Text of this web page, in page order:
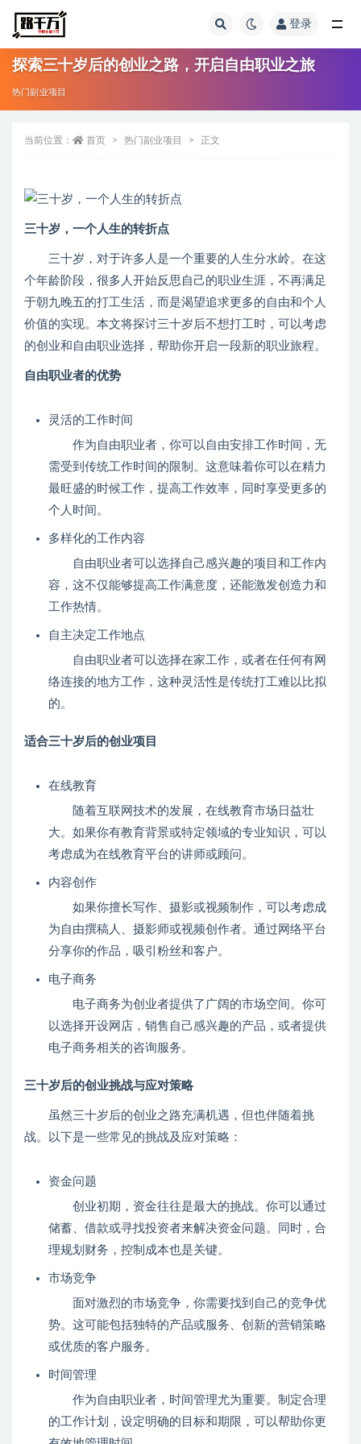
登录
探索三十岁后的创业之路，开启自由职业之旅
热门副业项目
当前位置： 首页 热门副业项目 正文
三十岁，一个人生的转折点
三十岁，对于许多人是一个重要的人生分水岭。在这
个年龄阶段，很多人开始反思自己的职业生涯，不再满足
于朝九晚五的打工生活，而是渴望追求更多的自由和个人
价值的实现。本文将探讨三十岁后不想打工时，可以考虑
的创业和自由职业选择，帮助你开启一段新的职业旅程。
自由职业者的优势
灵活的工作时间
作为自由职业者，你可以自由安排工作时间，无
需受到传统工作时间的限制。这意味着你可以在精力
最旺盛的时候工作，提高工作效率，同时享受更多的
个人时间。
多样化的工作内容
自由职业者可以选择自己感兴趣的项目和工作内
容，这不仅能够提高工作满意度，还能激发创造力和
工作热情。
自主决定工作地点
自由职业者可以选择在家工作，或者在任何有网
络连接的地方工作，这种灵活性是传统打工难以比拟
的。
适合三十岁后的创业项目
在线教育
随着互联网技术的发展，在线教育市场日益壮
大。如果你有教育背景或特定领域的专业知识，可以
考虑成为在线教育平台的讲师或顾问。
内容创作
如果你擅长写作、摄影或视频制作，可以考虑成
为自由撰稿人、摄影师或视频创作者。通过网络平台
分享你的作品，吸引粉丝和客户。
电子商务
电子商务为创业者提供了广阔的市场空间。你可
以选择开设网店，销售自己感兴趣的产品，或者提供
电子商务相关的咨询服务。
三十岁后的创业挑战与应对策略
虽然三十岁后的创业之路充满机遇，但也伴随着挑
战。以下是一些常见的挑战及应对策略：
资金问题
创业初期，资金往往是最大的挑战。你可以通过
储蓄、借款或寻找投资者来解决资金问题。同时，合
理规划财务，控制成本也是关键。
市场竞争
面对激烈的市场竞争，你需要找到自己的竞争优
势。这可能包括独特的产品或服务、创新的营销策略
或优质的客户服务。
时间管理
作为自由职业者，时间管理尤为重要。制定合理
的工作计划，设定明确的目标和期限，可以帮助你更